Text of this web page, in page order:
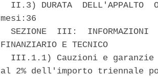
II.3) DURATA  DELL'APPALTO
mesi:36
SEZIONE  III:  INFORMAZIONI
FINANZIARIO E TECNICO
III.1.1) Cauzioni e
al 2% dell'importo triennale